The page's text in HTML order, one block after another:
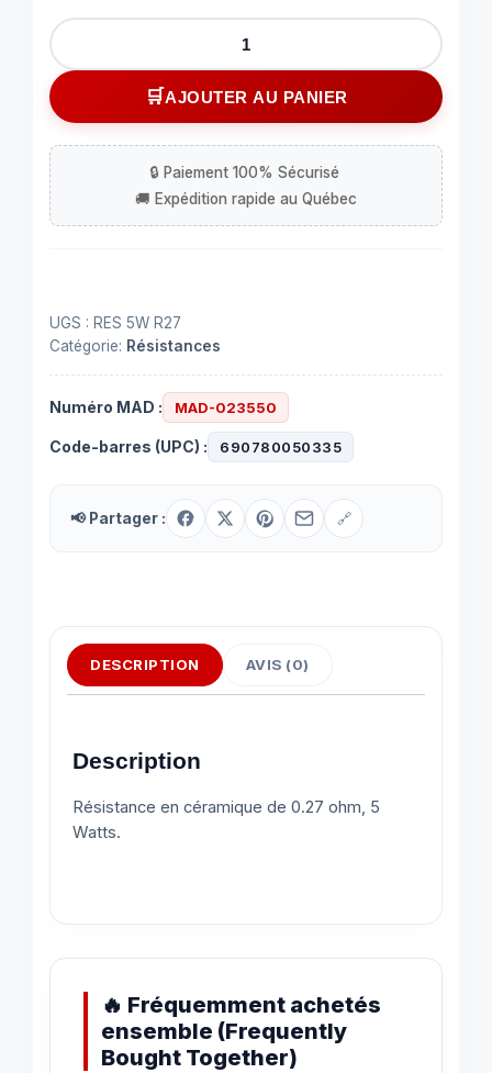
quantité
de
Résistance
0.27
ohm
5
Watts
AJOUTER AU PANIER
UGS : RES 5W R27
Catégorie: Résistances
Numéro MAD : MAD-023550
Code-barres (UPC) : 690780050335
📢 Partager : 🔗
DESCRIPTION AVIS (0)
Description
Résistance en céramique de 0.27 ohm, 5
Watts.
🔥 Fréquemment achetés
ensemble (Frequently
Bought Together)